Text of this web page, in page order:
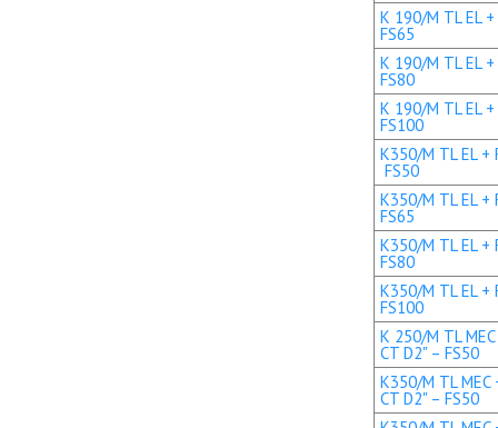
K 190/M TL EL +
FS65
K 190/M TL EL +
FS80
K 190/M TL EL
FS100
K350/M TL EL +
FS50
K350/M TL EL +
FS65
K350/M TL EL +
FS80
K350/M TL EL +
FS100
K 250/M TL MEC
CT D2" – FS50
K350/M TL MEC
CT D2" – FS50